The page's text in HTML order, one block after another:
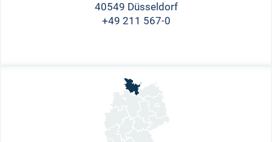
40549 Düsseldorf
+49 211 567-0